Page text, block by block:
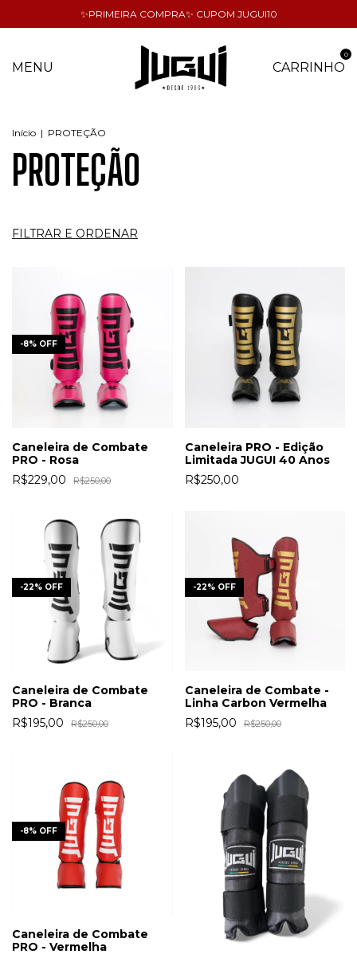
✨PRIMEIRA COMPRA✨ CUPOM JUGUI10
MENU CARRINHO
0
Início | PROTEÇÃO
PROTEÇÃO
FILTRAR E ORDENAR
-8% OFF
Caneleira de Combate
PRO - Rosa
R$229,00
R$250,00
Caneleira PRO - Edição
Limitada JUGUI 40 Anos
R$250,00
-22% OFF
Caneleira de Combate
PRO - Branca
R$195,00
R$250,00
-22% OFF
Caneleira de Combate -
Linha Carbon Vermelha
R$195,00
R$250,00
-8% OFF
Caneleira de Combate
PRO - Vermelha